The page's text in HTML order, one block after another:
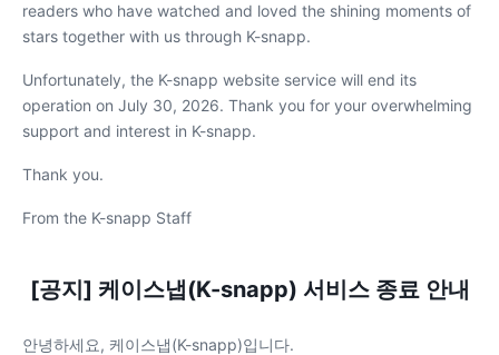
readers who have watched and loved the shining moments of
stars together with us through K-snapp.
Unfortunately, the K-snapp website service will end its
operation on July 30, 2026. Thank you for your overwhelming
support and interest in K-snapp.
Thank you.
From the K-snapp Staff
[공지] 케이스냅(K-snapp) 서비스 종료 안내
안녕하세요, 케이스냅(K-snapp)입니다.